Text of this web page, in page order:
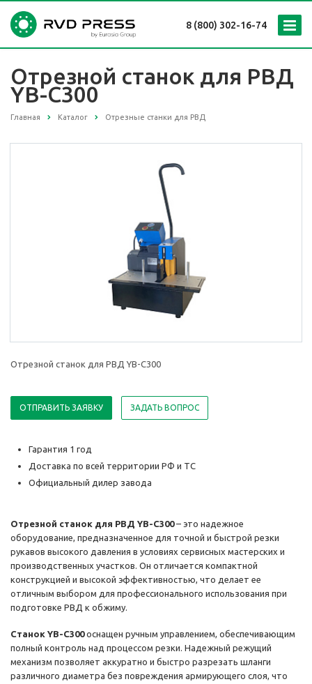
8 (800) 302-16-74
Отрезной станок для РВД
YB-C300
Главная Каталог Отрезные станки для РВД
Отрезной станок для РВД YB-C300
ОТПРАВИТЬ ЗАЯВКУ ЗАДАТЬ ВОПРОС
Гарантия 1 год
Доставка по всей территории РФ и ТС
Официальный дилер завода
Отрезной станок для РВД YB-C300– это надежное
оборудование, предназначенное для точной и быстрой резки
рукавов высокого давления в условиях сервисных мастерских и
производственных участков. Он отличается компактной
конструкцией и высокой эффективностью, что делает ее
отличным выбором для профессионального использования при
подготовке РВД к обжиму.
Станок YB-C300оснащен ручным управлением, обеспечивающим
полный контроль над процессом резки. Надежный режущий
механизм позволяет аккуратно и быстро разрезать шланги
различного диаметра без повреждения армирующего слоя, что